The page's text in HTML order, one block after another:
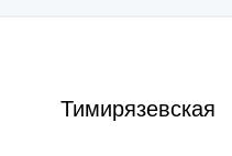
Тимирязевская